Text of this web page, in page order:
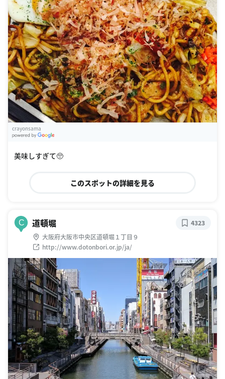
crayonsama
美味しすぎて🥺
このスポットの詳細を見る
C 道頓堀
大阪府大阪市中央区道頓堀１丁目９
http://www.dotonbori.or.jp/ja/
4323